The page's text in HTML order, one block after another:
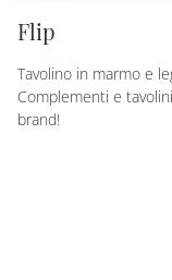
Flip
Tavolino in marmo e
Complementi e
brand!